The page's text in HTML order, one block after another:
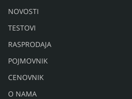
NOVOSTI
TESTOVI
RASPRODAJA
POJMOVNIK
CENOVNIK
O NAMA